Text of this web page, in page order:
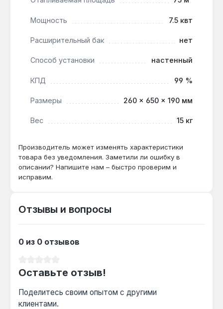
Котёл подходит как основной источник тепла в
резервный в комбинированных системах.
доставка по Украине.
Подходит ли для помещений с высокими
Да — запас мощности 7.5 кВт и КПД 99%
но для точного расчёта нужна теплоизоляция
стен.
Нет — в комплекте бака нет, поэтому для
внешний расширительный бак (объём
Мощность 7.5 квт
Расширительный бак нет
Способ установки настенный
КПД 99 %
Размеры 260 × 650 × 190 мм
Вес 15 кг
Производитель может изменять характеристики
товара без уведомления. Заметили ли ошибку в
описании? Напишите нам – быстро проверим и
исправим.
Отзывы и вопросы
0 из 0 отзывов
Оставьте отзыв!
Поделитесь своим опытом с другими
клиентами.